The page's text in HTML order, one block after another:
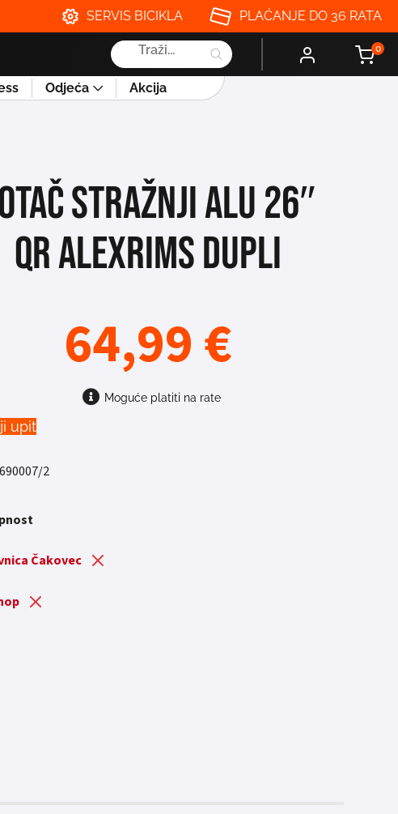
SERVIS BICIKLA PLAĆANJE DO 36 RATA
Products
search
0
Odjeća Akcija
STRAŽNJI ALU 26″
QR ALEXRIMS DUPLI
64,99€
Moguće platiti na rate
upit
2
Čakovec